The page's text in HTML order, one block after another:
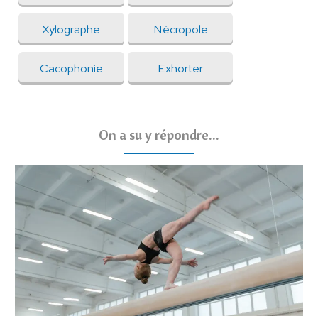
Xylographe Nécropole
Cacophonie Exhorter
On a su y répondre...